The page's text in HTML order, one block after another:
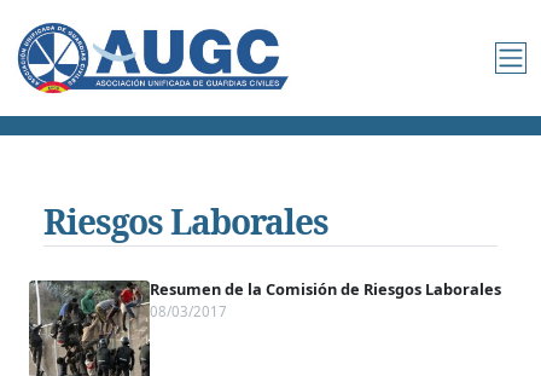
Riesgos Laborales
Resumen de la Comisión de Riesgos Laborales
08/03/2017